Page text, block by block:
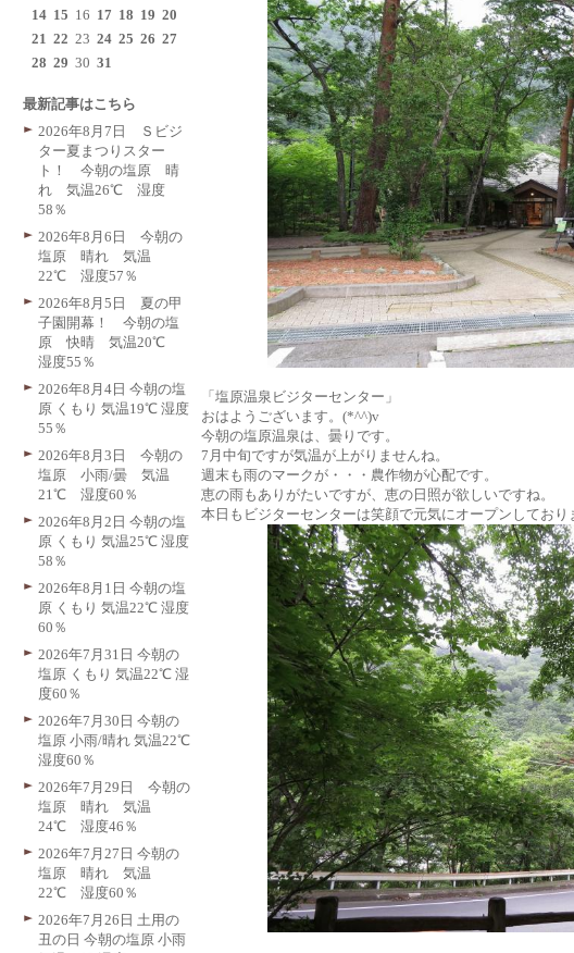
「塩原温泉ビジターセンター」
おはようございます。(*^^)v
今朝の塩原温泉は、曇りです。
7月中旬ですが気温が上がりませんね。
週末も雨のマークが・・・農作物が心配です。
恵の雨もありがたいですが、恵の日照が欲しいですね。
本日もビジターセンターは笑顔で元気にオープンしており
14 15 16 17 18 19 20
21 22 23 24 25 26 27
28 29 30 31
最新記事はこちら
2026年8月7日 Ｓビジ
ター夏まつりスター
ト！ 今朝の塩原 晴
れ 気温26℃ 湿度
58％
2026年8月6日 今朝の
塩原 晴れ 気温
22℃ 湿度57％
2026年8月5日 夏の甲
子園開幕！ 今朝の塩
原 快晴 気温20℃
湿度55％
2026年8月4日 今朝の塩
原 くもり 気温19℃ 湿度
55％
2026年8月3日 今朝の
塩原 小雨/曇 気温
21℃ 湿度60％
2026年8月2日 今朝の塩
原 くもり 気温25℃ 湿度
58％
2026年8月1日 今朝の塩
原 くもり 気温22℃ 湿度
60％
2026年7月31日 今朝の
塩原 くもり 気温22℃ 湿
度60％
2026年7月30日 今朝の
塩原 小雨/晴れ 気温22℃
湿度60％
2026年7月29日 今朝の
塩原 晴れ 気温
24℃ 湿度46％
2026年7月27日 今朝の
塩原 晴れ 気温
22℃ 湿度60％
2026年7月26日 土用の
丑の日 今朝の塩原 小雨